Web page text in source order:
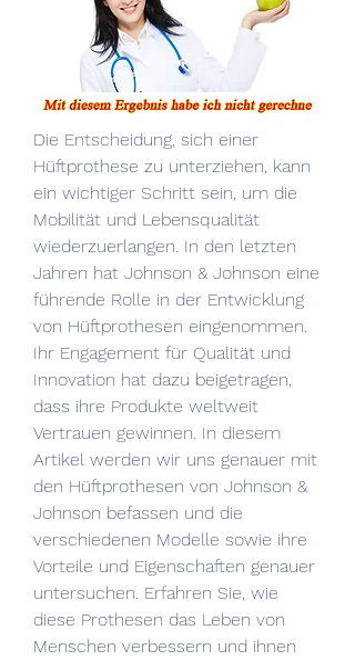
Die Entscheidung, sich einer
Hüftprothese zu unterziehen, kann
ein wichtiger Schritt sein, um die
Mobilität und Lebensqualität
wiederzuerlangen. In den letzten
Jahren hat Johnson & Johnson eine
führende Rolle in der Entwicklung
von Hüftprothesen eingenommen.
Ihr Engagement für Qualität und
Innovation hat dazu beigetragen,
dass ihre Produkte weltweit
Vertrauen gewinnen. In diesem
Artikel werden wir uns genauer mit
den Hüftprothesen von Johnson &
Johnson befassen und die
verschiedenen Modelle sowie ihre
Vorteile und Eigenschaften genauer
untersuchen. Erfahren Sie, wie
diese Prothesen das Leben von
Menschen verbessern und ihnen